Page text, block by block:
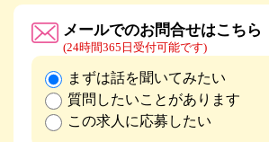
メールでのお問合せはこちら
(24時間365日受付可能です)
まずは話を聞いてみたい
質問したいことがあります
この求人に応募したい